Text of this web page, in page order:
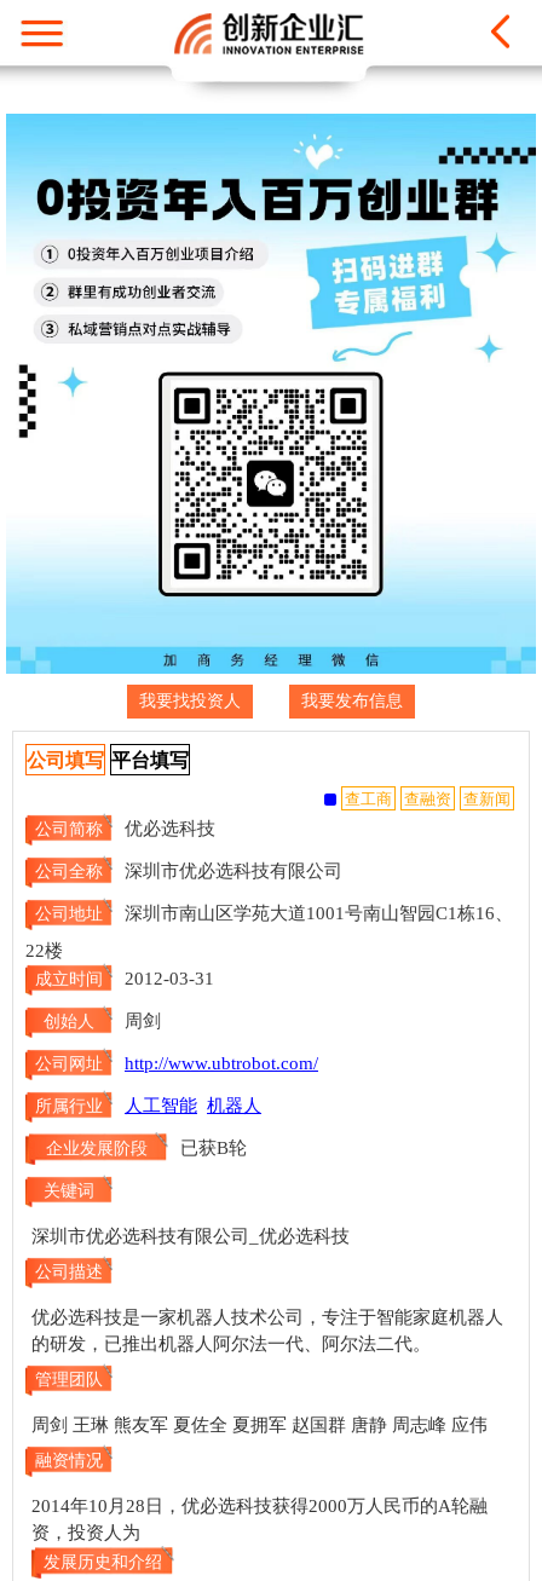
我要找投资人 我要发布信息
公司填写 平台填写
公司简称 优必选科技
公司全称 深圳市优必选科技有限公司
公司地址
深圳市南山区学苑大道1001号南山智园C1栋16、
22楼
成立时间 2012-03-31
创始人 周剑
公司网址 http://www.ubtrobot.com/
所属行业 人工智能 机器人
企业发展阶段 已获B轮
关键词
深圳市优必选科技有限公司_优必选科技
公司描述
优必选科技是一家机器人技术公司，专注于智能家庭机器人
的研发，已推出机器人阿尔法一代、阿尔法二代。
管理团队
周剑 王琳 熊友军 夏佐全 夏拥军 赵国群 唐静 周志峰 应伟
融资情况
2014年10月28日，优必选科技获得2000万人民币的A轮融
资，投资人为
发展历史和介绍